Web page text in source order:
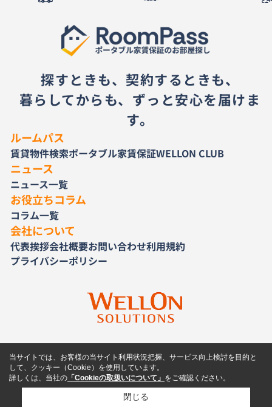
探すときも、契約するときも、
暮らしてからも、ずっと安心を届けま
す。
ルームパス
賃貸物件検索ポータブル家賃保証WELLON CLUB
ニュース
ニュース一覧
お役立ちコラム
コラム一覧
会社について
代表挨拶会社概要お問い合わせ利用規約
プライバシーポリシー
当サイトでは、お客様の当サイト利用状況把握、サービス向上検討を目的と
して、クッキー（Cookie）を使用しています。
詳しくは、当社の 「Cookieの取扱いについて」 をご確認ください。
閉じる